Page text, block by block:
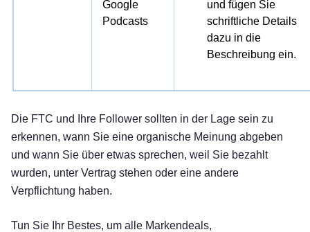
Google
Podcasts
und fügen Sie
schriftliche Details
dazu in die
Beschreibung ein.
Die FTC und Ihre Follower sollten in der Lage sein zu
erkennen, wann Sie eine organische Meinung abgeben
und wann Sie über etwas sprechen, weil Sie bezahlt
wurden, unter Vertrag stehen oder eine andere
Verpflichtung haben.
Tun Sie Ihr Bestes, um alle Markendeals,